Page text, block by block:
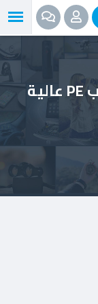
قطع توصيل ضغطية لأنابيب PE عالية